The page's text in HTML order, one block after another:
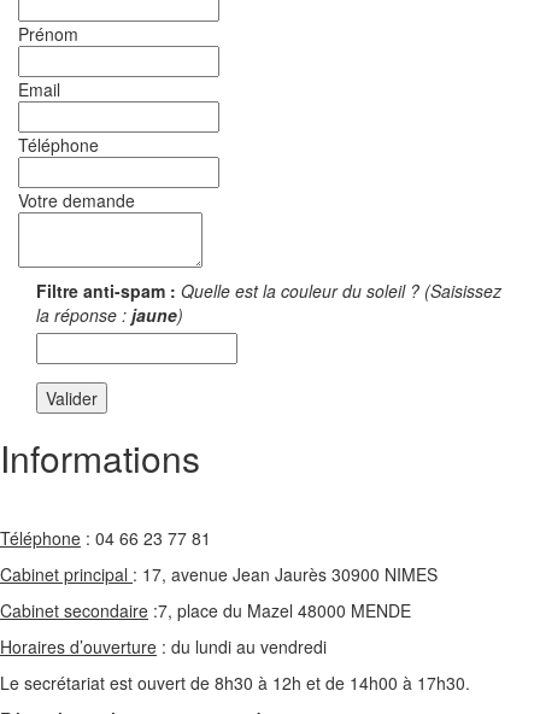
Prénom
Email
Téléphone
Votre demande
Filtre anti-spam : Quelle est la couleur du soleil ? (Saisissez
la réponse : jaune)
Informations
Téléphone : 04 66 23 77 81
Cabinet principal : 17, avenue Jean Jaurès 30900 NIMES
Cabinet secondaire :7, place du Mazel 48000 MENDE
Horaires d’ouverture : du lundi au vendredi
Le secrétariat est ouvert de 8h30 à 12h et de 14h00 à 17h30.